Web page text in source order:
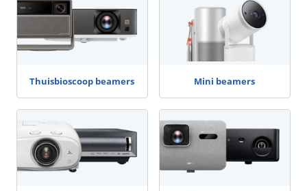
Thuisbioscoop beamers Mini beamers